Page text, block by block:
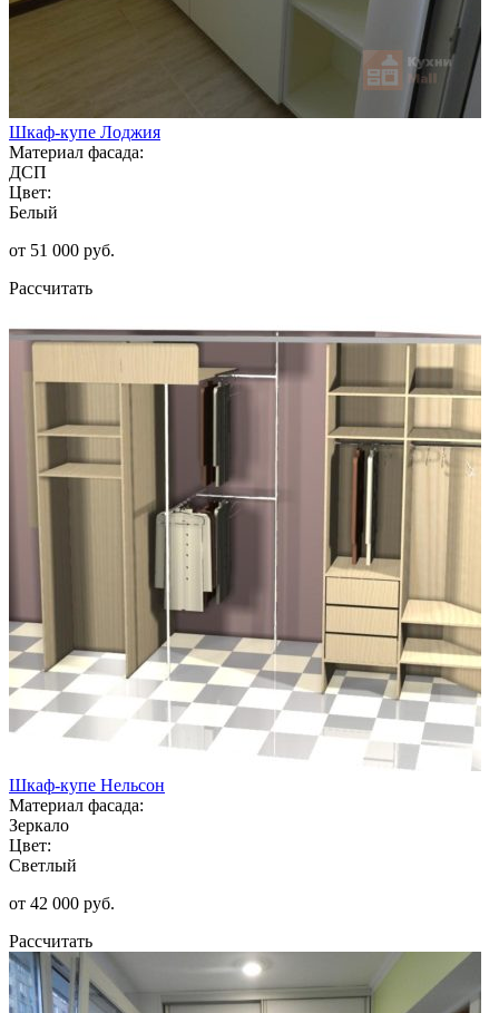
Шкаф-купе Лоджия
Материал фасада:
ДСП
Цвет:
Белый
от 51 000 руб.
Рассчитать
Шкаф-купе Нельсон
Материал фасада:
Зеркало
Цвет:
Светлый
от 42 000 руб.
Рассчитать